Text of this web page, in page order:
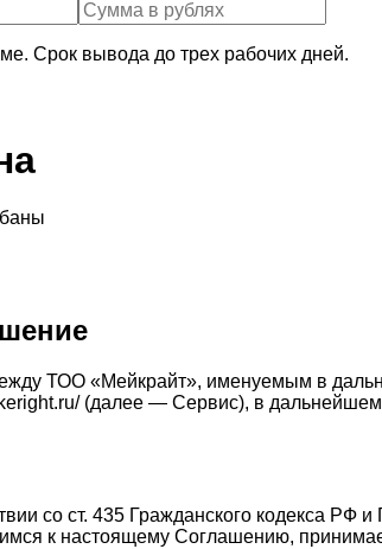
Срок вывода до трех рабочих дней.
ТОО «Мейкрайт», именуемым в
(далее — Сервис), в
со ст. 435 Гражданского кодекса РФ
к настоящему Соглашению,